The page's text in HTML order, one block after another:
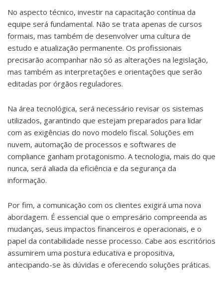
No aspecto técnico, investir na capacitação contínua da
equipe será fundamental. Não se trata apenas de cursos
formais, mas também de desenvolver uma cultura de
estudo e atualização permanente. Os profissionais
precisarão acompanhar não só as alterações na legislação,
mas também as interpretações e orientações que serão
editadas por órgãos reguladores.
Na área tecnológica, será necessário revisar os sistemas
utilizados, garantindo que estejam preparados para lidar
com as exigências do novo modelo fiscal. Soluções em
nuvem, automação de processos e softwares de
compliance ganham protagonismo. A tecnologia, mais do que
nunca, será aliada da eficiência e da segurança da
informação.
Por fim, a comunicação com os clientes exigirá uma nova
abordagem. É essencial que o empresário compreenda as
mudanças, seus impactos financeiros e operacionais, e o
papel da contabilidade nesse processo. Cabe aos escritórios
assumirem uma postura educativa e propositiva,
antecipando-se às dúvidas e oferecendo soluções práticas.